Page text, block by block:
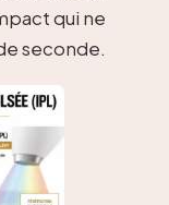
qui ne
seconde.